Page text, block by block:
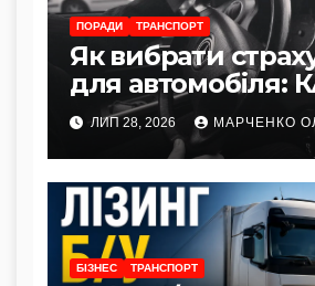
ПОРАДИ ТРАНСПОРТ
Як вибрати
для автомобіля:
Автоцивілка
ЛИП 28, 2026 МАРЧЕНКО
БІЗНЕС ТРАНСПОРТ